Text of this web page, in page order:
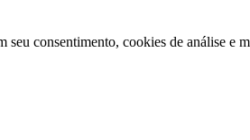
consentimento, cookies de análise e